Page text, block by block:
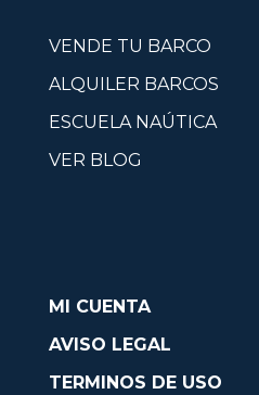
VENDE TU BARCO
ALQUILER BARCOS
ESCUELA NAÚTICA
VER BLOG
MI CUENTA
AVISO LEGAL
TERMINOS DE USO